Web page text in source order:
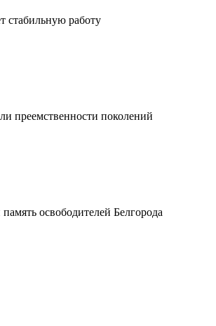
стабильную работу
преемственности поколений
освободителей Белгорода